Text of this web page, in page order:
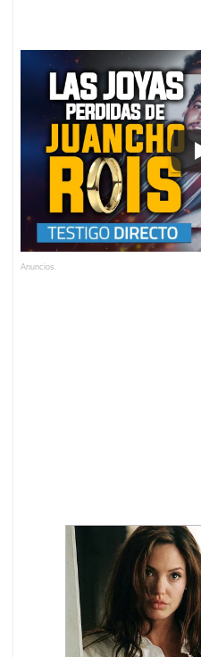
Anuncios.